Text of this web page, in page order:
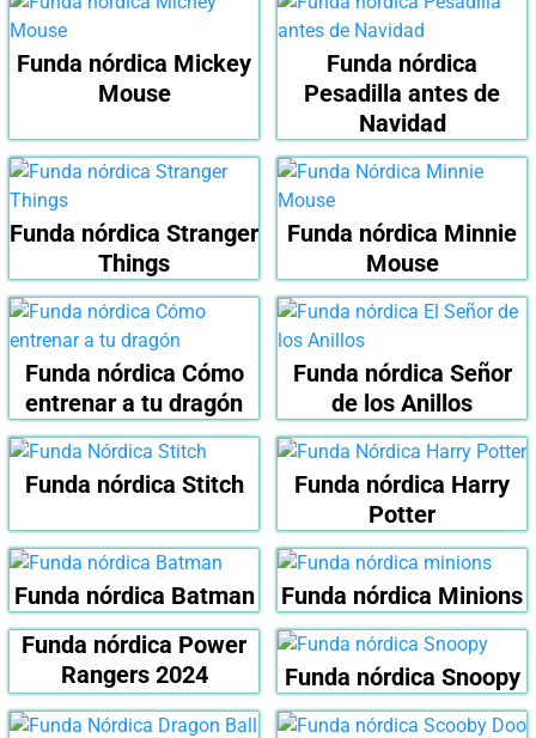
Funda nórdica Mickey
Mouse
Funda nórdica
Pesadilla antes de
Navidad
Funda nórdica Stranger
Things
Funda nórdica Minnie
Mouse
Funda nórdica Cómo
entrenar a tu dragón
Funda nórdica Señor
de los Anillos
Funda nórdica Stitch
Funda nórdica Harry
Potter
Funda nórdica Batman
Funda nórdica Minions
Funda nórdica Power
Rangers 2024
Funda nórdica Snoopy